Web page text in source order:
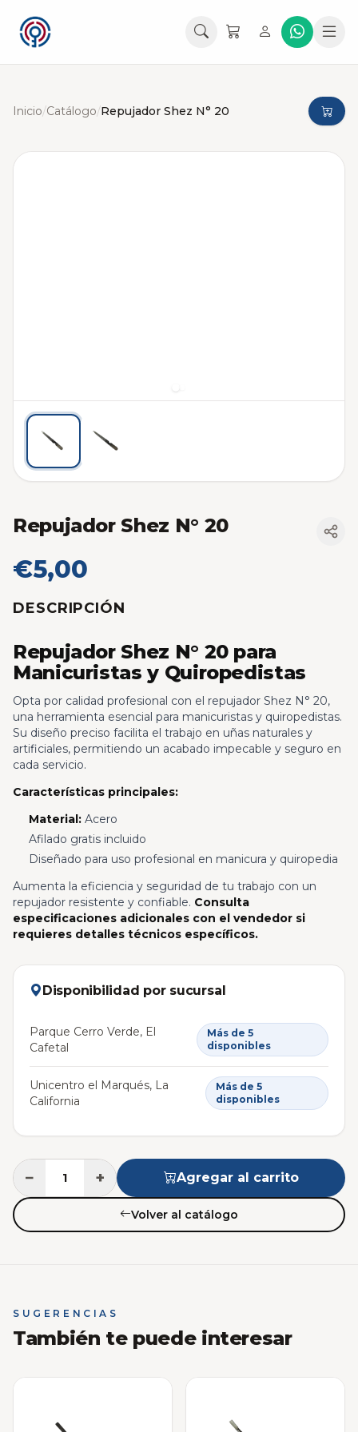
Inicio/Catálogo/Repujador Shez N° 20
Repujador Shez N° 20
€5,00
DESCRIPCIÓN
Repujador Shez N° 20 para
Manicuristas y Quiropedistas
Opta por calidad profesional con el repujador Shez N° 20,
una herramienta esencial para manicuristas y quiropedistas.
Su diseño preciso facilita el trabajo en uñas naturales y
artificiales, permitiendo un acabado impecable y seguro en
cada servicio.
Características principales:
Material:Acero
Afilado gratis incluido
Diseñado para uso profesional en manicura y quiropedia
Aumenta la eficiencia y seguridad de tu trabajo con un
repujador resistente y confiable. Consulta
especificaciones adicionales con el vendedor si
requieres detalles técnicos específicos.
Disponibilidad por sucursal
Parque Cerro Verde, El
Cafetal
Más de 5
disponibles
Unicentro el Marqués, La
California
Más de 5
disponibles
− + Agregar al carrito
Volver al catálogo
SUGERENCIAS
También te puede interesar